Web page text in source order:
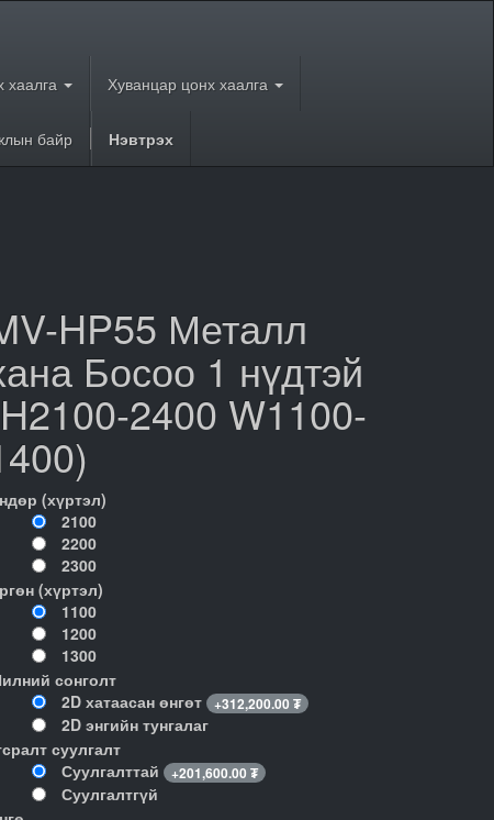
хаалга Хуванцар цонх хаалга
байр Нэвтрэх
HP55 Металл
Босоо 1 нүдтэй
2400 W1100-
(хүртэл)
2100
2200
2300
(хүртэл)
1100
1200
1300
сонголт
2D хатаасан өнгөт
+312,200.00 ₮
2D энгийн тунгалаг
суулгалт
Суулгалттай
+201,600.00 ₮
Суулгалтгүй